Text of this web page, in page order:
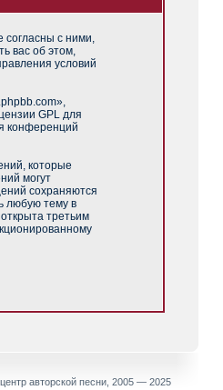
с ними,
вас об этом,
условий
GPL для
конференций
которые
могут
сохраняются
любую тему в
третьим
авторской песни, 2005 — 2025